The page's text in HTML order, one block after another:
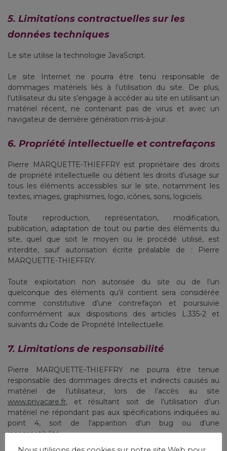
5. Limitations contractuelles sur les
données techniques
Le site utilise la technologie JavaScript.
Le site Internet ne pourra être tenu responsable de
dommages matériels liés à l’utilisation du site. De plus,
l’utilisateur du site s’engage à accéder au site en utilisant un
matériel récent, ne contenant pas de virus et avec un
navigateur de dernière génération mis-à-jour.
6. Propriété intellectuelle et contrefaçons
Pierre MARQUETTE-THIEFFRY est propriétaire des droits
de propriété intellectuelle ou détient les droits d’usage sur
tous les éléments accessibles sur le site, notamment les
textes, images, graphismes, logo, icônes, sons, logiciels.
Toute reproduction, représentation, modification,
publication, adaptation de tout ou partie des éléments du
site, quel que soit le moyen ou le procédé utilisé, est
interdite, sauf autorisation écrite préalable de : Pierre
MARQUETTE-THIEFFRY.
Toute exploitation non autorisée du site ou de l’un
quelconque des éléments qu’il contient sera considérée
comme constitutive d’une contrefaçon et poursuivie
conformément aux dispositions des articles L.335-2 et
suivants du Code de Propriété Intellectuelle.
7. Limitations de responsabilité
Pierre MARQUETTE-THIEFFRY ne pourra être tenue
responsable des dommages directs et indirects causés au
matériel de l’utilisateur, lors de l’accès au site
www.privacare.fr, et résultant soit de l’utilisation d’un
matériel ne répondant pas aux spécifications indiquées au
point 4, soit de l’apparition d’un bug ou d’une
incompatibilité.